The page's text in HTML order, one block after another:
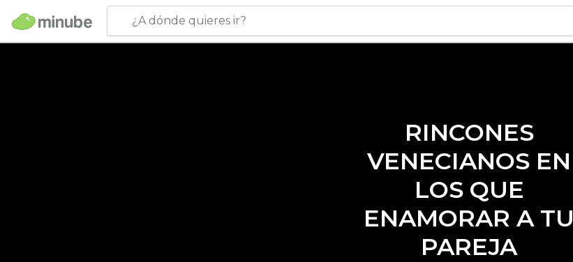
¿A dónde quieres ir?
RINCONES
VENECIANOS EN
LOS QUE
ENAMORAR A TU
PAREJA